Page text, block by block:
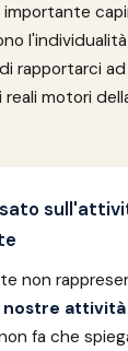
importante
rapportarci
motori
non
fa che